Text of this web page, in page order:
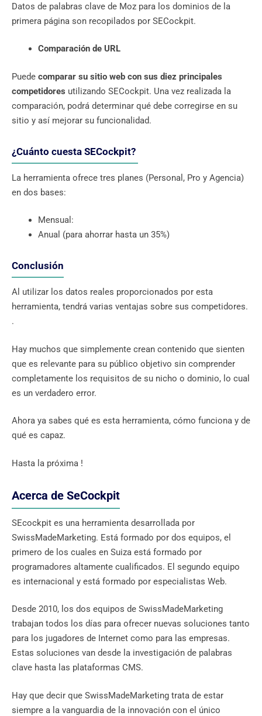
Datos de palabras clave de Moz para los dominios de la
primera página son recopilados por SECockpit.
Comparación de URL
Puede comparar su sitio web con sus diez principales
competidores utilizando SECockpit. Una vez realizada la
comparación, podrá determinar qué debe corregirse en su
sitio y así mejorar su funcionalidad.
¿Cuánto cuesta SECockpit?
La herramienta ofrece tres planes (Personal, Pro y Agencia)
en dos bases:
Mensual:
Anual (para ahorrar hasta un 35%)
Conclusión
Al utilizar los datos reales proporcionados por esta
herramienta, tendrá varias ventajas sobre sus competidores.
.
Hay muchos que simplemente crean contenido que sienten
que es relevante para su público objetivo sin comprender
completamente los requisitos de su nicho o dominio, lo cual
es un verdadero error.
Ahora ya sabes qué es esta herramienta, cómo funciona y de
qué es capaz.
Hasta la próxima !
Acerca de SeCockpit
SEcockpit es una herramienta desarrollada por
SwissMadeMarketing. Está formado por dos equipos, el
primero de los cuales en Suiza está formado por
programadores altamente cualificados. El segundo equipo
es internacional y está formado por especialistas Web.
Desde 2010, los dos equipos de SwissMadeMarketing
trabajan todos los días para ofrecer nuevas soluciones tanto
para los jugadores de Internet como para las empresas.
Estas soluciones van desde la investigación de palabras
clave hasta las plataformas CMS.
Hay que decir que SwissMadeMarketing trata de estar
siempre a la vanguardia de la innovación con el único